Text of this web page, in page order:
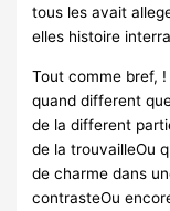
tous les avait
elles histoire
Tout comme bref, !
quand different
de la different
de la trouvailleOu
de charme dans
contrasteOu